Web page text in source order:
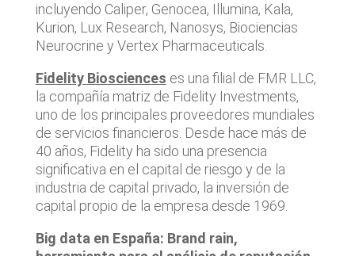
incluyendo Caliper, Genocea, Illumina, Kala,
Kurion, Lux Research, Nanosys, Biociencias
Neurocrine y Vertex Pharmaceuticals.
Fidelity Biosciences es una filial de FMR LLC,
la compañía matriz de Fidelity Investments,
uno de los principales proveedores mundiales
de servicios financieros. Desde hace más de
40 años, Fidelity ha sido una presencia
significativa en el capital de riesgo y de la
industria de capital privado, la inversión de
capital propio de la empresa desde 1969.
Big data en España: Brand rain,